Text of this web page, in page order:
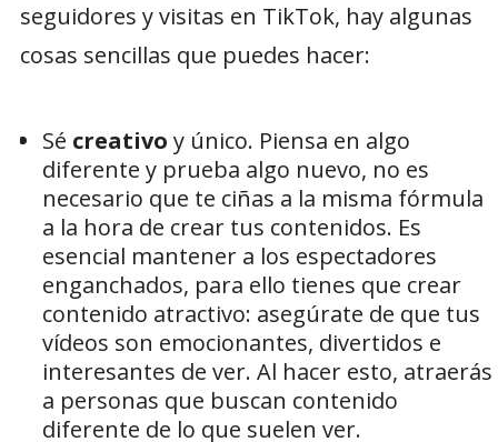
seguidores y visitas en TikTok, hay algunas
cosas sencillas que puedes hacer:
Sé creativo y único. Piensa en algo
diferente y prueba algo nuevo, no es
necesario que te ciñas a la misma fórmula
a la hora de crear tus contenidos. Es
esencial mantener a los espectadores
enganchados, para ello tienes que crear
contenido atractivo: asegúrate de que tus
vídeos son emocionantes, divertidos e
interesantes de ver. Al hacer esto, atraerás
a personas que buscan contenido
diferente de lo que suelen ver.